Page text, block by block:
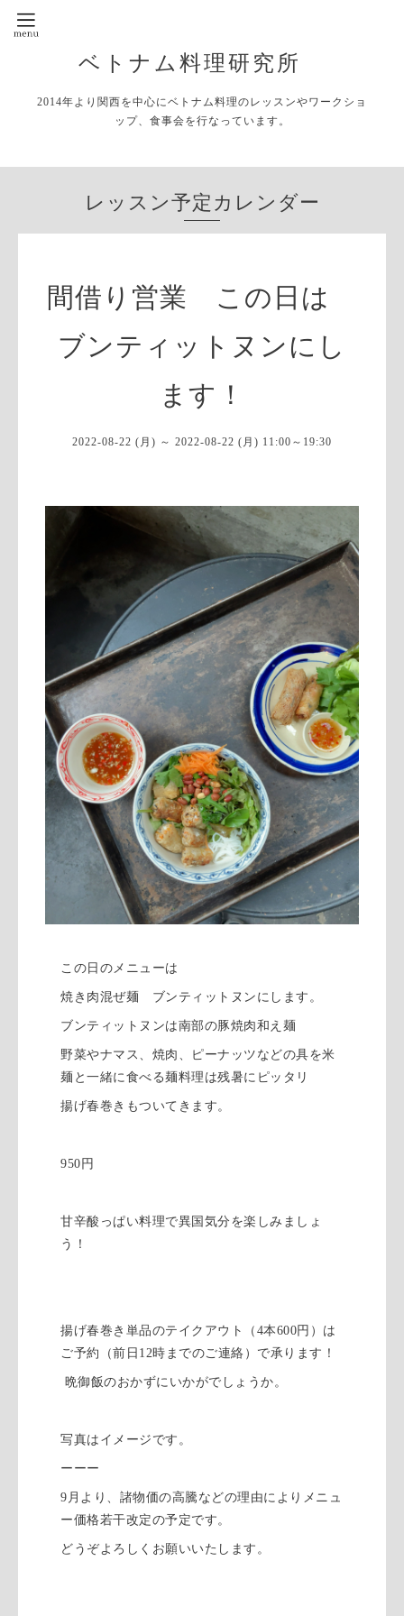
ベトナム料理研究所
2014年より関西を中心にベトナム料理のレッスンやワークショ
ップ、食事会を行なっています。
レッスン予定カレンダー
間借り営業 この日は
ブンティットヌンにし
ます！
2022-08-22 (月) ～ 2022-08-22 (月) 11:00～19:30
この日のメニューは
焼き肉混ぜ麺 ブンティットヌンにします。
ブンティットヌンは南部の豚焼肉和え麺
野菜やナマス、焼肉、ピーナッツなどの具を米
麺と一緒に食べる麺料理は残暑にピッタリ
揚げ春巻きもついてきます。
950円
甘辛酸っぱい料理で異国気分を楽しみましょ
う！
揚げ春巻き単品のテイクアウト（4本600円）は
ご予約（前日12時までのご連絡）で承ります！
晩御飯のおかずにいかがでしょうか。
写真はイメージです。
ーーー
9月より、諸物価の高騰などの理由によりメニュ
ー価格若干改定の予定です。
どうぞよろしくお願いいたします。